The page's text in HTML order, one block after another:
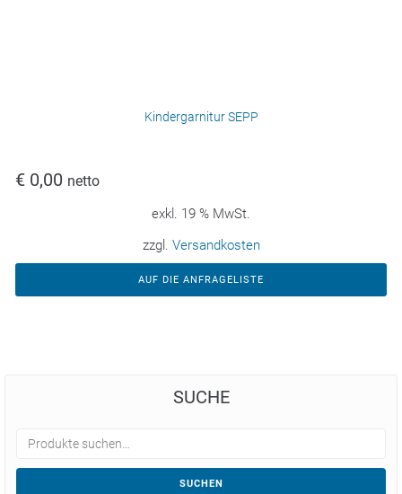
Kindergarnitur SEPP
€ 0,00 netto
exkl. 19 % MwSt.
zzgl. Versandkosten
AUF DIE ANFRAGELISTE
SUCHE
SUCHEN